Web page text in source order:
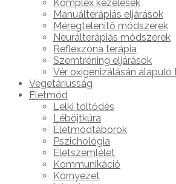
Komplex kezelések
Manuálterápiás eljárások
Méregtelenítő módszerek
Neurálterápiás módszerek
Reflexzóna terápia
Szemtréning eljárások
Vér oxigenizálásán alapuló
Vegetáriusság
Életmód
Lelki töltődés
Léböjtkúra
Életmódtáborok
Pszichológia
Életszemlélet
Kommunikáció
Környezet